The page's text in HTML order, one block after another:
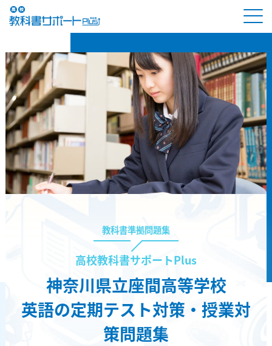
教科書準拠問題集
高校教科書サポートPlus
神奈川県立座間高等学校
英語の定期テスト対策・授業対
策問題集